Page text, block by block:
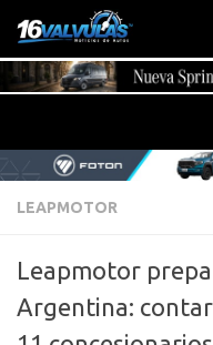
Saltar al contenido
LEAPMOTOR
Leapmotor
Argentina: